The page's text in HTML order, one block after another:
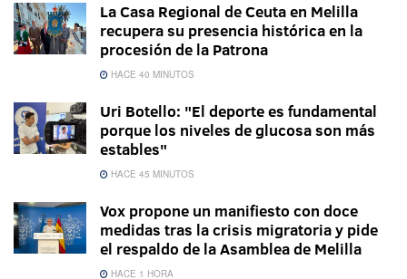
La Casa Regional de Ceuta en Melilla
recupera su presencia histórica en la
procesión de la Patrona
HACE 40 MINUTOS
Uri Botello: "El deporte es fundamental
porque los niveles de glucosa son más
estables"
HACE 45 MINUTOS
Vox propone un manifiesto con doce
medidas tras la crisis migratoria y pide
el respaldo de la Asamblea de Melilla
HACE 1 HORA